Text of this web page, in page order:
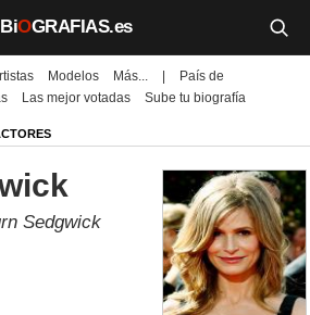
BiOGRAFIAS.es
Modelos Más...
País de
Las mejor votadas Sube tu biografía
Sedgwick